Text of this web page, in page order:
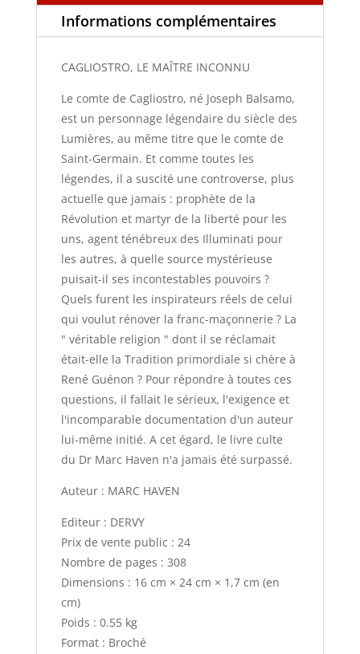
Informations complémentaires
CAGLIOSTRO, LE MAÎTRE INCONNU
Le comte de Cagliostro, né Joseph Balsamo,
est un personnage légendaire du siècle des
Lumières, au même titre que le comte de
Saint-Germain. Et comme toutes les
légendes, il a suscité une controverse, plus
actuelle que jamais : prophète de la
Révolution et martyr de la liberté pour les
uns, agent ténébreux des Illuminati pour
les autres, à quelle source mystérieuse
puisait-il ses incontestables pouvoirs ?
Quels furent les inspirateurs réels de celui
qui voulut rénover la franc-maçonnerie ? La
" véritable religion " dont il se réclamait
était-elle la Tradition primordiale si chère à
René Guénon ? Pour répondre à toutes ces
questions, il fallait le sérieux, l'exigence et
l'incomparable documentation d'un auteur
lui-même initié. A cet égard, le livre culte
du Dr Marc Haven n'a jamais été surpassé.
Auteur : MARC HAVEN
Editeur : DERVY
Prix de vente public : 24
Nombre de pages : 308
Dimensions : 16 cm × 24 cm × 1,7 cm (en
cm)
Poids : 0.55 kg
Format : Broché